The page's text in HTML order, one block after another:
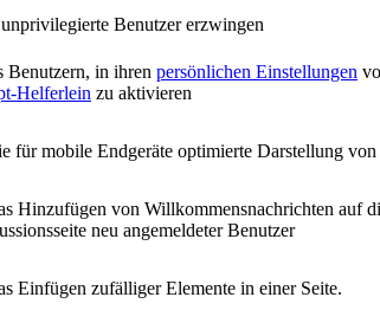
Benutzer erzwingen
Benutzern, in ihren persönlichen Einstellungen
Helferlein zu aktivieren
für mobile Endgeräte optimierte Darstellung von
Hinzufügen von Willkommensnachrichten auf
neu angemeldeter Benutzer
Einfügen zufälliger Elemente in einer Seite.